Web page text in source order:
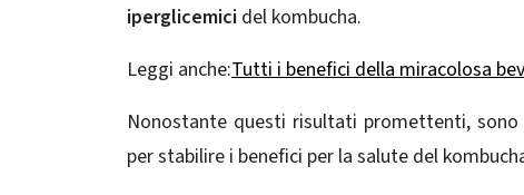
iperglicemici del kombucha.
Leggi anche:Tutti i benefici della miracolosa
Nonostante questi risultati promettenti,
per stabilire i benefici per la salute del